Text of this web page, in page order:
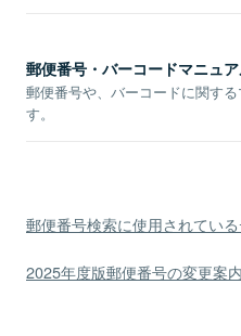
郵便番号・バーコードマニュ
郵便番号や、バーコードに関す
す。
郵便番号検索に使用されてい
2025年度版郵便番号の変更案内